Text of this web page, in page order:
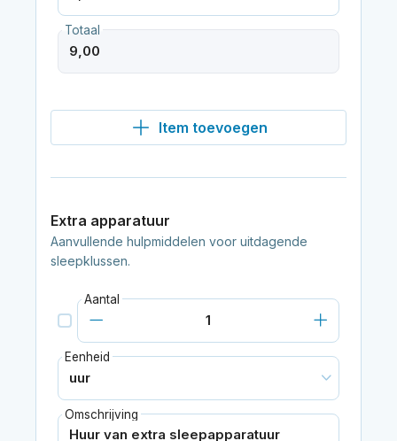
Totaal
Item toevoegen
Extra apparatuur
Aanvullende hulpmiddelen voor uitdagende
sleepklussen.
Aantal
Eenheid
Omschrijving